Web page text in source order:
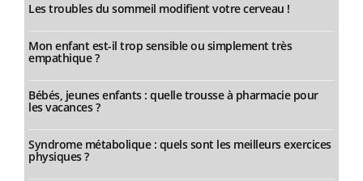
Les troubles du sommeil modifient votre cerveau !
Mon enfant est-il trop sensible ou simplement très
empathique ?
Bébés, jeunes enfants : quelle trousse à pharmacie pour
les vacances ?
Syndrome métabolique : quels sont les meilleurs exercices
physiques ?